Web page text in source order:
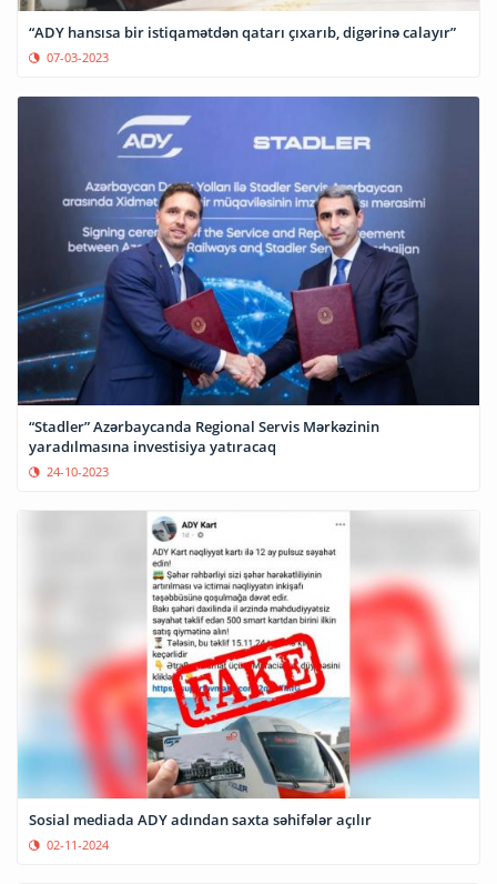
“ADY hansısa bir istiqamətdən qatarı çıxarıb, digərinə calayır”
07-03-2023
“Stadler” Azərbaycanda Regional Servis Mərkəzinin
yaradılmasına investisiya yatıracaq
24-10-2023
Sosial mediada ADY adından saxta səhifələr açılır
02-11-2024